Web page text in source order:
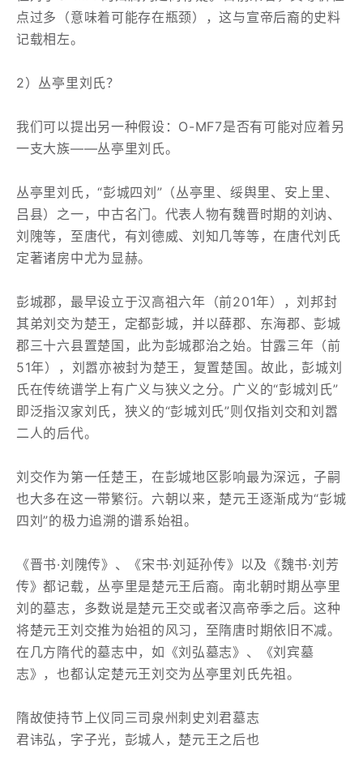
点过多（意味着可能存在瓶颈），这与宣帝后裔的史料
记载相左。
2）丛亭里刘氏？
我们可以提出另一种假设：O-MF7是否有可能对应着另
一支大族——丛亭里刘氏。
丛亭里刘氏，“彭城四刘”（丛亭里、绥舆里、安上里、
吕县）之一，中古名门。代表人物有魏晋时期的刘讷、
刘隗等，至唐代，有刘德威、刘知几等等，在唐代刘氏
定著诸房中尤为显赫。
彭城郡，最早设立于汉高祖六年（前201年），刘邦封
其弟刘交为楚王，定都彭城，并以薛郡、东海郡、彭城
郡三十六县置楚国，此为彭城郡治之始。甘露三年（前
51年），刘嚣亦被封为楚王，复置楚国。故此，彭城刘
氏在传统谱学上有广义与狭义之分。广义的“彭城刘氏”
即泛指汉家刘氏，狭义的“彭城刘氏”则仅指刘交和刘嚣
二人的后代。
刘交作为第一任楚王，在彭城地区影响最为深远，子嗣
也大多在这一带繁衍。六朝以来，楚元王逐渐成为“彭城
四刘”的极力追溯的谱系始祖。
《晋书·刘隗传》、《宋书·刘延孙传》以及《魏书·刘芳
传》都记载，丛亭里是楚元王后裔。南北朝时期丛亭里
刘的墓志，多数说是楚元王交或者汉高帝季之后。这种
将楚元王刘交推为始祖的风习，至隋唐时期依旧不减。
在几方隋代的墓志中，如《刘弘墓志》、《刘宾墓
志》，也都认定楚元王刘交为丛亭里刘氏先祖。
隋故使持节上仪同三司泉州刺史刘君墓志
君讳弘，字子光，彭城人，楚元王之后也